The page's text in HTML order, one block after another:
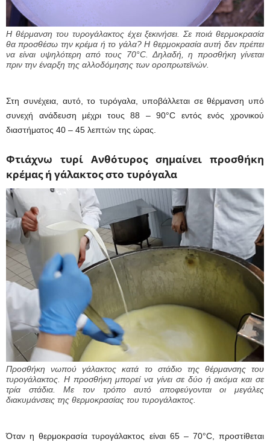
Η θέρμανση του τυρογάλακτος έχει ξεκινήσει. Σε ποιά θερμοκρασία
θα προσθέσω την κρέμα ή το γάλα? Η θερμοκρασία αυτή δεν πρέπει
να είναι υψηλότερη από τους 70°C. Δηλαδή, η προσθήκη γίνεται
πριν την έναρξη της αλλοδόμησης των οροπρωτεϊνών.
Στη συνέχεια, αυτό, το τυρόγαλα, υποβάλλεται σε θέρμανση υπό
συνεχή ανάδευση μέχρι τους 88 – 90°C εντός ενός χρονικού
διαστήματος 40 – 45 λεπτών της ώρας.
Φτιάχνω τυρί Ανθότυρος σημαίνει προσθήκη
κρέμας ή γάλακτος στο τυρόγαλα
Προσθήκη νωπού γάλακτος κατά το στάδιο της θέρμανσης του
τυρογάλακτος. Η προσθήκη μπορεί να γίνει σε δύο ή ακόμα και σε
τρία στάδια. Με τον τρόπο αυτό αποφεύγονται οι μεγάλες
διακυμάνσεις της θερμοκρασίας του τυρογάλακτος.
Όταν η θερμοκρασία τυρογάλακτος είναι 65 – 70°C, προστίθεται